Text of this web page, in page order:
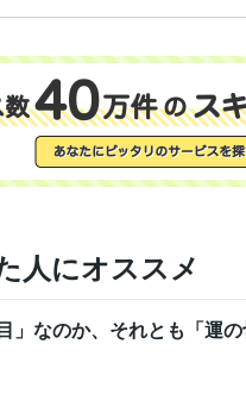
人にオススメ
」なのか、それとも「運